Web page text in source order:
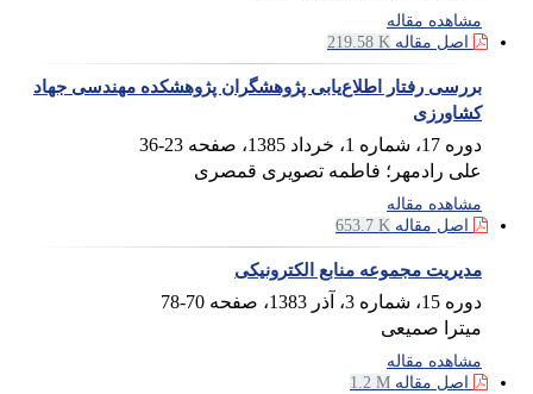
مشاهده مقاله
اصل مقاله 219.58 K
بررسی رفتار اطلاع‌یابی پژوهشگران پژوهشکده مهندسی جهاد
کشاورزی
دوره 17، شماره 1، خرداد 1385، صفحه
23-36
علی رادمهر؛ فاطمه تصویری قمصری
مشاهده مقاله
اصل مقاله 653.7 K
مدیریت مجموعه منابع الکترونیکی
دوره 15، شماره 3، آذر 1383، صفحه
70-78
میترا صمیعی
مشاهده مقاله
اصل مقاله 1.2 M